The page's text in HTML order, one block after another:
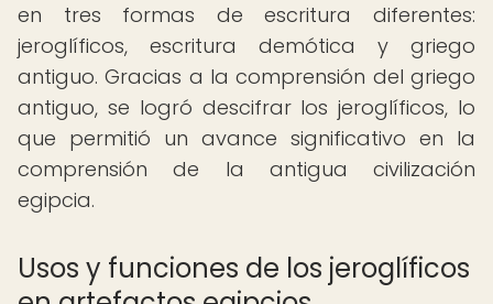
en tres formas de escritura diferentes:
jeroglíficos, escritura demótica y griego
antiguo. Gracias a la comprensión del griego
antiguo, se logró descifrar los jeroglíficos, lo
que permitió un avance significativo en la
comprensión de la antigua civilización
egipcia.
Usos y funciones de los jeroglíficos